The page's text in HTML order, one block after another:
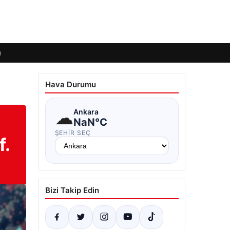
Hava Durumu
☁Ankara
NaN°C
ŞEHIR SEÇ
Bizi Takip Edin